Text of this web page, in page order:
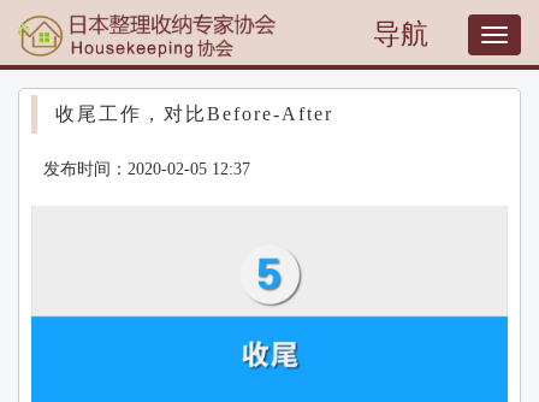
导航
T
o
g
收尾工作，对比Before-After
发布时间：2020-02-05 12:37